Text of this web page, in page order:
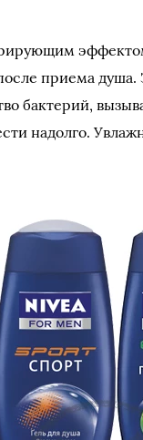
приема
бактерий,
надолго.